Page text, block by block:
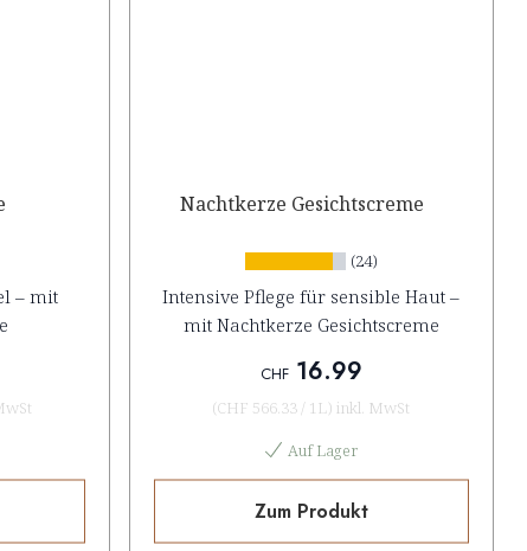
– mit
Nachtkerze Gesichtscreme
(24)
Intensive Pflege für sensible Haut –
mit Nachtkerze Gesichtscreme
CHF16.99
(CHF 566.33 / 1L) inkl. MwSt
Auf Lager
Zum Produkt